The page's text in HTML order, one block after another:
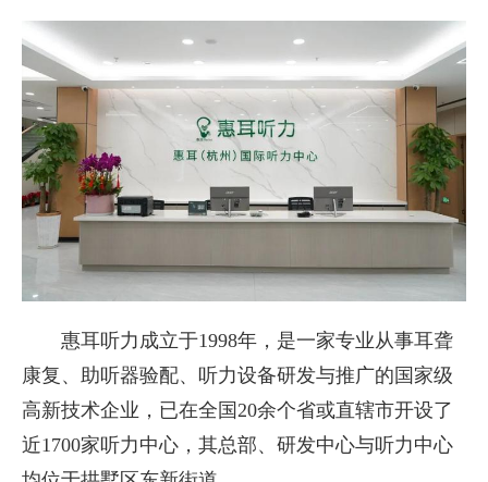
惠耳听力成立于1998年，是一家专业从事耳聋
康复、助听器验配、听力设备研发与推广的国家级
高新技术企业，已在全国20余个省或直辖市开设了
近1700家听力中心，其总部、研发中心与听力中心